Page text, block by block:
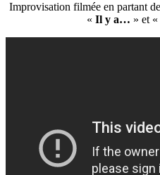
Improvisation filmée en partant
« Il y a… » et «